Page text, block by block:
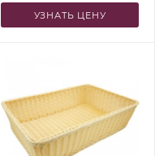
УЗНАТЬ ЦЕНУ